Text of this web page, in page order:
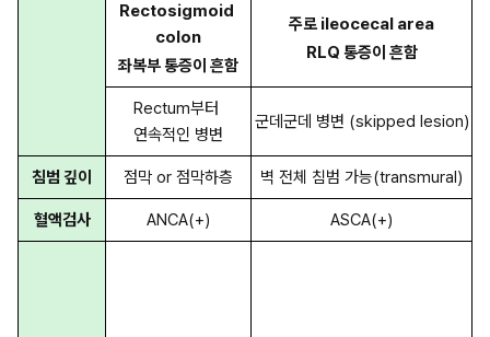
Rectosigmoid
colon
좌복부 통증이 흔함
주로 ileocecal area
RLQ 통증이 흔함
Rectum부터
연속적인 병변
군데군데 병변 (skipped lesion)
침범 깊이 점막 or 점막하층 벽 전체 침범 가능(transmural)
혈액검사 ANCA(+) ASCA(+)